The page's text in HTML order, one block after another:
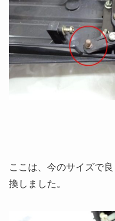
ここは、今のサイズで
換しました。